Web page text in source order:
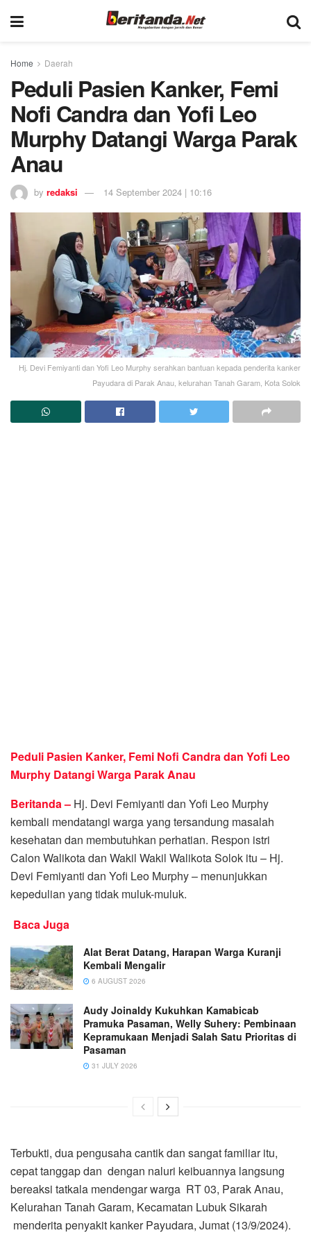
Home Daerah
Peduli Pasien Kanker, Femi
Nofi Candra dan Yofi Leo
Murphy Datangi Warga Parak
Anau
by redaksi 14 September 2024 | 10:16
Hj. Devi Femiyanti dan Yofi Leo Murphy serahkan bantuan kepada penderita kanker
Payudara di Parak Anau, kelurahan Tanah Garam, Kota Solok
Peduli Pasien Kanker, Femi Nofi Candra dan Yofi Leo
Murphy Datangi Warga Parak Anau
Beritanda – Hj. Devi Femiyanti dan Yofi Leo Murphy
kembali mendatangi warga yang tersandung masalah
kesehatan dan membutuhkan perhatian. Respon istri
Calon Walikota dan Wakil Wakil Walikota Solok itu – Hj.
Devi Femiyanti dan Yofi Leo Murphy – menunjukkan
kepedulian yang tidak muluk-muluk.
Baca Juga
Alat Berat Datang, Harapan Warga Kuranji
Kembali Mengalir
6 AUGUST 2026
Audy Joinaldy Kukuhkan Kamabicab
Pramuka Pasaman, Welly Suhery: Pembinaan
Kepramukaan Menjadi Salah Satu Prioritas di
Pasaman
31 JULY 2026
Terbukti, dua pengusaha cantik dan sangat familiar itu,
cepat tanggap dan dengan naluri keibuannya langsung
bereaksi tatkala mendengar warga RT 03, Parak Anau,
Kelurahan Tanah Garam, Kecamatan Lubuk Sikarah
menderita penyakit kanker Payudara, Jumat (13/9/2024).